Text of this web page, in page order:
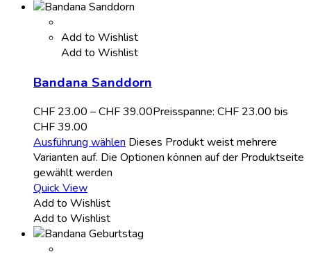
Add to Wishlist
Add to Wishlist
Bandana Sanddorn
CHF 23.00 –CHF39.00Preisspanne: CHF 23.00 bis
CHF 39.00
Ausführung wählen Dieses Produkt weist mehrere
Varianten auf. Die Optionen können auf der Produktseite
gewählt werden
Quick View
Add to Wishlist
Add to Wishlist